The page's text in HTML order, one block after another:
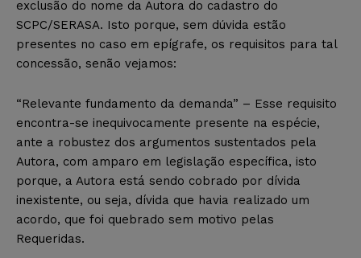
exclusão do nome da Autora do cadastro do
SCPC/SERASA. Isto porque, sem dúvida estão
presentes no caso em epígrafe, os requisitos para tal
concessão, senão vejamos:
“Relevante fundamento da demanda” – Esse requisito
encontra-se inequivocamente presente na espécie,
ante a robustez dos argumentos sustentados pela
Autora, com amparo em legislação específica, isto
porque, a Autora está sendo cobrado por dívida
inexistente, ou seja, dívida que havia realizado um
acordo, que foi quebrado sem motivo pelas
Requeridas.